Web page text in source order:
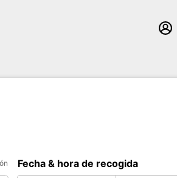
Fecha & hora de recogida